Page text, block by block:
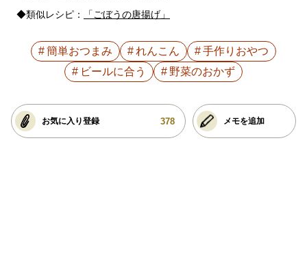
◆類似レシピ：
「ごぼうの唐揚げ」
簡単おつまみ れんこん
手作りおやつ
ビールに合う
野菜のおかず
お気に入り登録 378 メモを追加